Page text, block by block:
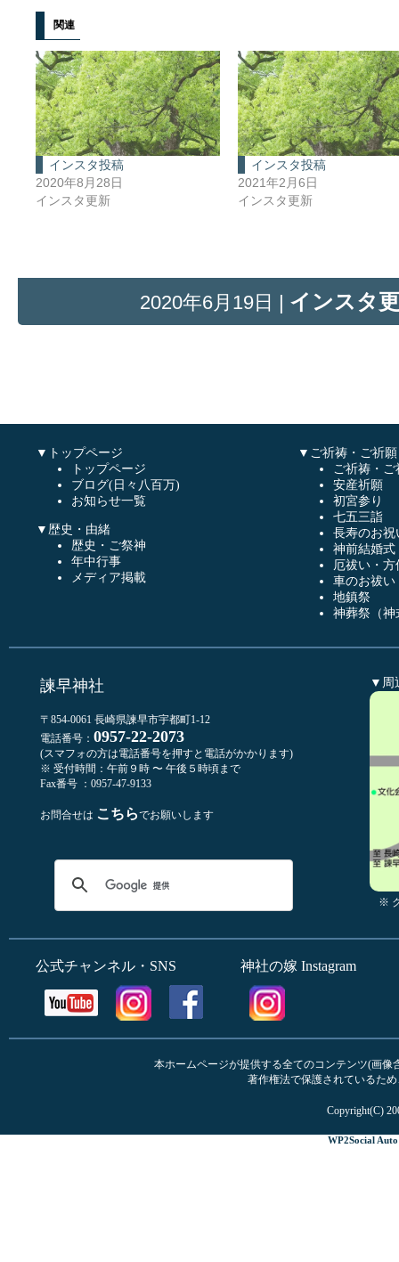
関連
インスタ投稿
2020年8月28日
インスタ更新
インスタ投稿
2021年2月6日
インスタ更新
2020年6月19日 | インスタ
▼トップページ
トップページ
ブログ(日々八百万)
お知らせ一覧
▼歴史・由緒
歴史・ご祭神
年中行事
メディア掲載
▼ご祈祷・ご祈願
ご祈祷・
安産祈願
初宮参り
七五三詣
長寿のお祝
神前結婚式
厄祓い・方
車のお祓い
地鎮祭
神葬祭（神
諫早神社
〒854-0061 長崎県諫早市宇都町1-12
電話番号： 0957-22-2073
(スマフォの方は電話番号を押すと電話がかかります)
※ 受付時間：午前９時 〜 午後５時頃まで
Fax番号 ：0957-47-9133
お問合せは こちらでお願いします
▼周
※
公式チャンネル・SNS 神社の嫁 Instagram
本ホームページが提供する全てのコンテンツ(画
著作権法で保護されているた
Copyright(C)
WP2Social